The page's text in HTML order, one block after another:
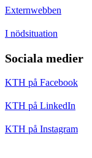
Externwebben
I nödsituation
Sociala medier
KTH på Facebook
KTH på LinkedIn
KTH på Instagram